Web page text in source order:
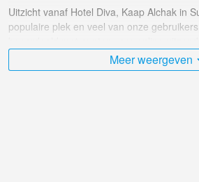
Uitzicht vanaf Hotel Diva, Kaap Alchak in
populaire plek en veel van onze
De Oekraïne is zeer divers en er zijn een
Meer weergeven